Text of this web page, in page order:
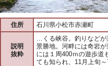
住所 石川県小松市赤瀬町
説明
抜粋
…くる峡谷。釣りなど
景勝地。河畔には奇岩
には１周400ｍの遊歩道
ても知られ、11月上旬～